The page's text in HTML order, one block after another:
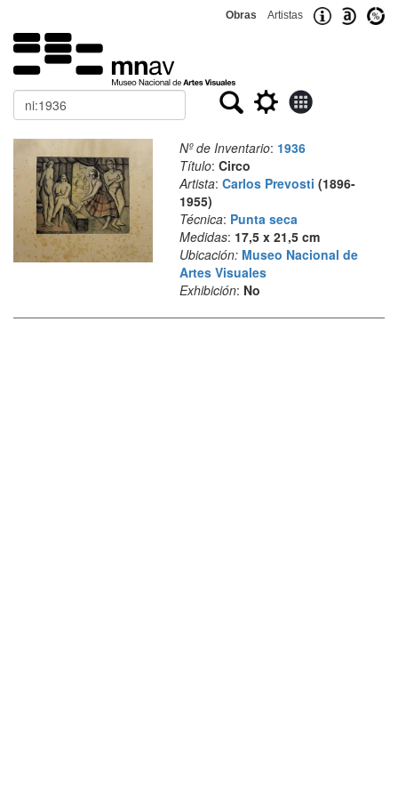
Obras Artistas
Buscar
Nº de Inventario: 1936
Título: Circo
Artista: Carlos Prevosti (1896-
1955)
Técnica: Punta seca
Medidas: 17,5 x 21,5 cm
Ubicación: Museo Nacional de
Artes Visuales
Exhibición: No